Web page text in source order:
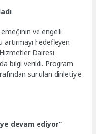
emeğinin ve engelli
hedefleyen
Dairesi
bilgi verildi. Program
sunulan dinletiyle
devam ediyor”